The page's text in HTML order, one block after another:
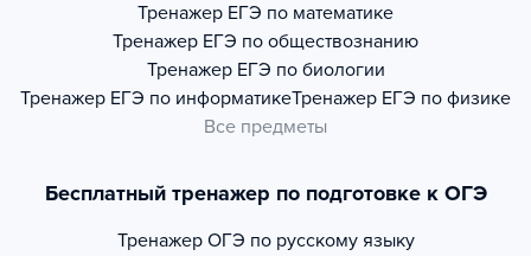
Тренажер ЕГЭ по математике
Тренажер ЕГЭ по обществознанию
Тренажер ЕГЭ по биологии
Тренажер ЕГЭ по информатикеТренажер ЕГЭ по физике
Все предметы
Бесплатный тренажер по подготовке к ОГЭ
Тренажер ОГЭ по русскому языку